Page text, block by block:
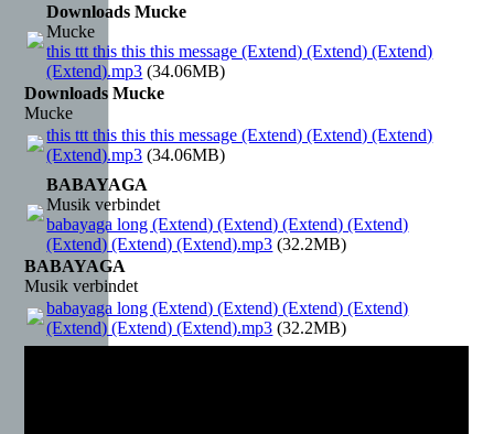
Downloads Mucke
Mucke
this ttt this this this message (Extend) (Extend) (Extend)
(Extend).mp3 (34.06MB)
Downloads Mucke
Mucke
this ttt this this this message (Extend) (Extend) (Extend)
(Extend).mp3 (34.06MB)
BABAYAGA
Musik verbindet
babayaga long (Extend) (Extend) (Extend) (Extend)
(Extend) (Extend) (Extend).mp3 (32.2MB)
BABAYAGA
Musik verbindet
babayaga long (Extend) (Extend) (Extend) (Extend)
(Extend) (Extend) (Extend).mp3 (32.2MB)